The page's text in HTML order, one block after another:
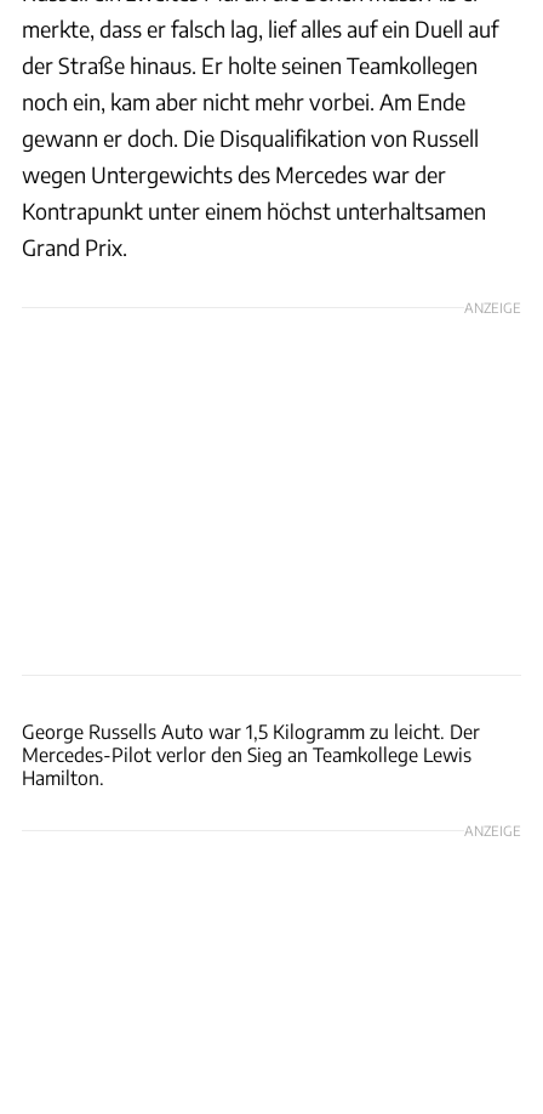
merkte, dass er falsch lag, lief alles auf ein Duell auf
der Straße hinaus. Er holte seinen Teamkollegen
noch ein, kam aber nicht mehr vorbei. Am Ende
gewann er doch. Die Disqualifikation von Russell
wegen Untergewichts des Mercedes war der
Kontrapunkt unter einem höchst unterhaltsamen
Grand Prix.
ANZEIGE
George Russells Auto war 1,5 Kilogramm zu leicht. Der
Mercedes-Pilot verlor den Sieg an Teamkollege Lewis
Hamilton.
ANZEIGE